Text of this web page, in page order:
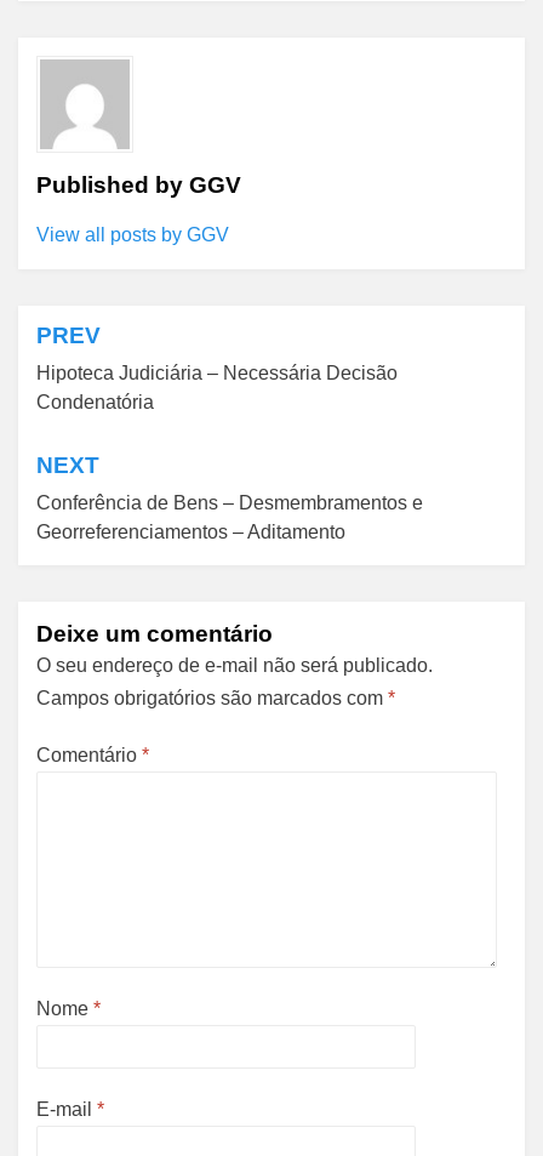
Published by GGV
View all posts by GGV
Navegação
de
PREV
Hipoteca Judiciária – Necessária Decisão
Condenatória
NEXT
Conferência de Bens – Desmembramentos e
Georreferenciamentos – Aditamento
Deixe um comentário
O seu endereço de e-mail não será publicado.
Campos obrigatórios são marcados com *
Comentário *
Nome *
E-mail *